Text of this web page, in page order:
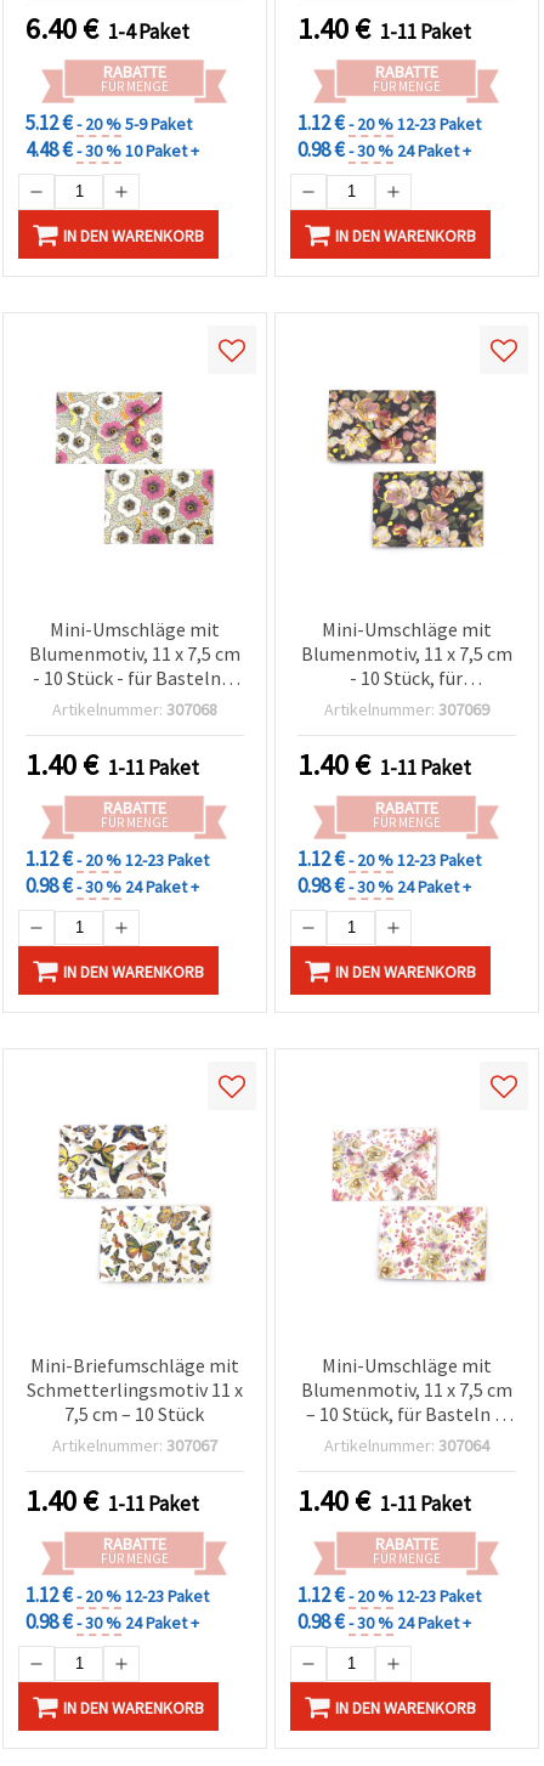
Verpacken, für Geschenke,
Shops & kreative DIY-
Projekte
6.40€ 1-4 Paket
RABATTE
FÜR MENGE
5.12 €- 20 %5-9 Paket
4.48 €- 30 %10 Paket +
IN DEN WARENKORB
1.40€ 1-11 Paket
RABATTE
FÜR MENGE
1.12 €- 20 %12-23 Paket
0.98 €- 30 % 24 Paket +
IN DEN WARENKORB
Mini-Umschläge mit
Blumenmotiv, 11 x 7,5 cm
- 10 Stück - für Basteln &
Scrapbooking
Artikelnummer: 307068
1.40€ 1-11 Paket
RABATTE
FÜR MENGE
1.12 €- 20 %12-23 Paket
0.98 €- 30 % 24 Paket +
IN DEN WARENKORB
Mini-Umschläge mit
Blumenmotiv, 11 x 7,5 cm
- 10 Stück, für
Scrapbooking und
Artikelnummer: 307069
1.40€ 1-11 Paket
RABATTE
FÜR MENGE
1.12 €- 20 %12-23 Paket
0.98 €- 30 % 24 Paket +
IN DEN WARENKORB
Mini-Briefumschläge mit
Schmetterlingsmotiv 11 x
7,5 cm – 10 Stück
Artikelnummer: 307067
1.40€ 1-11 Paket
RABATTE
FÜR MENGE
1.12 €- 20 %12-23 Paket
0.98 €- 30 % 24 Paket +
IN DEN WARENKORB
Mini-Umschläge mit
Blumenmotiv, 11 x 7,5 cm
– 10 Stück, für Basteln &
Scrapbooking
Artikelnummer: 307064
1.40€ 1-11 Paket
RABATTE
FÜR MENGE
1.12 €- 20 %12-23 Paket
0.98 €- 30 % 24 Paket +
IN DEN WARENKORB